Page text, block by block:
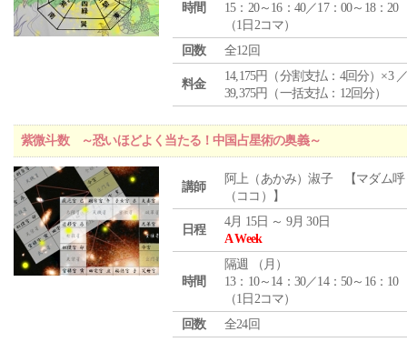
時間
15：20～16：40／17：00～18：20
（1日2コマ）
回数
全12回
料金
14,175円（分割支払：4回分）×3
39,375円（一括支払：12回分）
紫微斗数 ～恐いほどよく当たる！中国占星術の奥義～
講師
阿上（あかみ）淑子 【マダム呼
（ココ）】
日程
4月 15日 ～ 9月 30日
A Week
時間
隔週 （ 月 ）
13：10～14：30／14：50～16：10
（1日2コマ）
回数
全24回